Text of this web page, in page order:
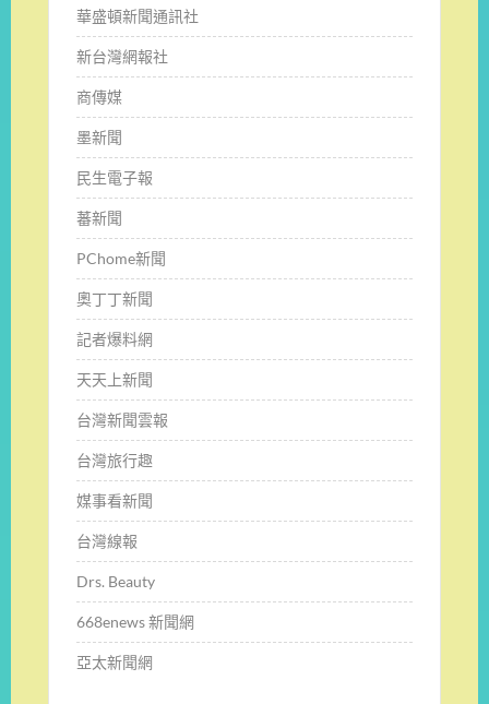
華盛頓新聞通訊社
新台灣網報社
商傳媒
墨新聞
民生電子報
蕃新聞
PChome新聞
奧丁丁新聞
記者爆料網
天天上新聞
台灣新聞雲報
台灣旅行趣
媒事看新聞
台灣線報
Drs. Beauty
668enews 新聞網
亞太新聞網